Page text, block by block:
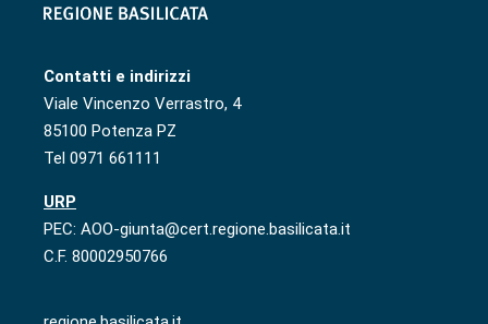
Contatti e indirizzi
Viale Vincenzo Verrastro, 4
85100 Potenza PZ
Tel 0971 661111
URP
PEC: AOO-giunta@cert.regione.basilicata.it
C.F. 80002950766